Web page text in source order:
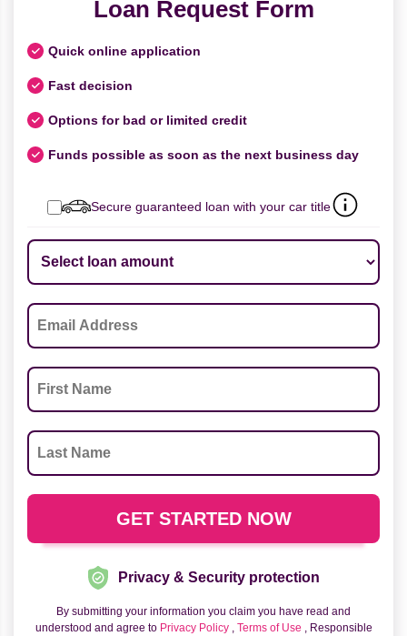
Loan Request Form
Quick online application
Fast decision
Options for bad or limited credit
Funds possible as soon as the next business day
Secure guaranteed loan with your car title
Privacy & Security protection
By submitting your information you claim you have read and
understood and agree to Privacy Policy , Terms of Use , Responsible